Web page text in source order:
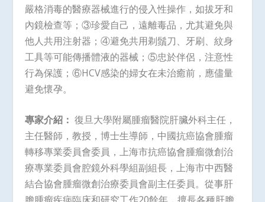
嚴格消毒的醫療器械進行的侵入性操作，如拔牙和
內鏡檢查等；③珍愛自己，遠離毒品，尤其避免與
他人共用注射器；④避免共用剃鬚刀、牙刷、紋身
工具等可能傳播體液的器械；⑤忠於伴侶，注意性
行為保護；⑥HCV感染的婦女在未治癒前，應儘量
避免懷孕。
專家介紹：復旦大學附屬腫瘤醫院肝臟外科主任，
主任醫師，教授，博士生導師，中國抗癌協會腫瘤
轉移專業委員會委員，上海市抗癌協會腫瘤微創治
療專業委員會腔鏡外科學組副組長，上海市中西醫
結合協會腫瘤微創治療委員會副主任委員。從事肝